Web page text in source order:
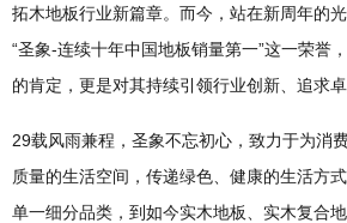
拓木地板行业新篇章。而今，站在新周年的
“圣象-连续十年中国地板销量第一”这一荣誉
的肯定，更是对其持续引领行业创新、追求
29载风雨兼程，圣象不忘初心，致力于为消
质量的生活空间，传递绿色、健康的生活方
单一细分品类，到如今实木地板、实木复合